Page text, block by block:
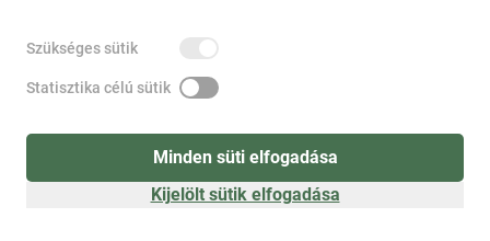
Szükséges sütik
Statisztika célú sütik
Minden süti elfogadása
Kijelölt sütik elfogadása
pedig végigviszik, amíg minden fiatalnak nem lesz
Magyarországon saját lakása - sorolta.
Közölte: a teljes foglalkoztatást fenn fogják
tartani, és a roma közösséggel kötött
megállapodást - "gyerekeknek tanulás, szüleiknek